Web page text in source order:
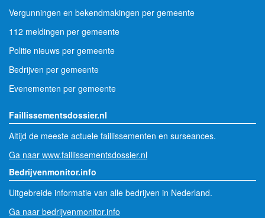
Vergunningen en bekendmakingen per gemeente
112 meldingen per gemeente
Politie nieuws per gemeente
Bedrijven per gemeente
Evenementen per gemeente
Faillissementsdossier.nl
Altijd de meeste actuele faillissementen en surseances.
Ga naar www.faillissementsdossier.nl
Bedrijvenmonitor.info
Uitgebreide informatie van alle bedrijven in Nederland.
Ga naar bedrijvenmonitor.info